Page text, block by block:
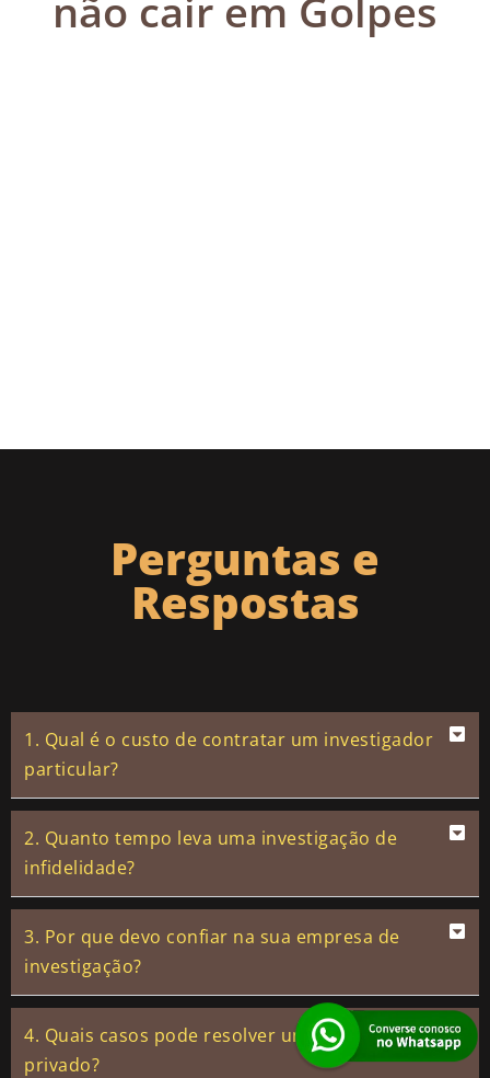
Perguntas e
Respostas
1. Qual é o custo de contratar um investigador
particular?
2. Quanto tempo leva uma investigação de
infidelidade?
3. Por que devo confiar na sua empresa de
investigação?
4. Quais casos pode resolver um investigador
privado?